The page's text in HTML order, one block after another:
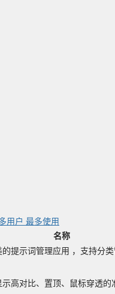
用户 最多使用
名称
提示词管理应用 ，支持分
高对比、置顶、鼠标穿透的